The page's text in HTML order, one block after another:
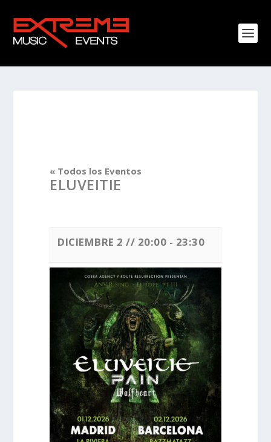
« Todos los Eventos
ELUVEITIE
DICIEMBRE 2 // 20:00 - 23:30